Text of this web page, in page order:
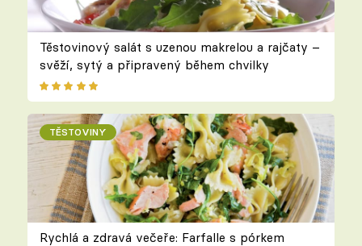
Těstovinový salát s uzenou makrelou a rajčaty –
svěží, sytý a připravený během chvilky
TĚSTOVINY
Rychlá a zdravá večeře: Farfalle s pórkem